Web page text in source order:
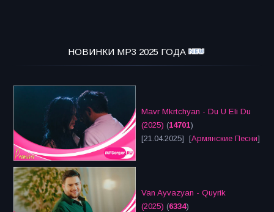
НОВИНКИ MP3 2025 ГОДА
Mavr Mkrtchyan - Du U Eli Du
(2025) (14701)
[21.04.2025] [Армянские Песни]
Van Ayvazyan - Quyrik
(2025) (6334)